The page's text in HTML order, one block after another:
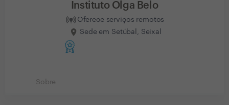
Instituto Olga Belo
Oferece serviços remotos
Sede em Setúbal, Seixal
Sobre